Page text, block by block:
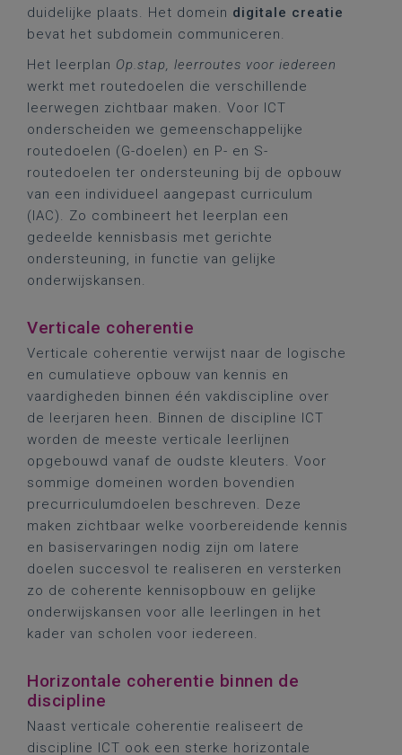
duidelijke plaats. Het domein digitale creatie
bevat het subdomein communiceren.
Het leerplan Op.stap, leerroutes voor iedereen
werkt met routedoelen die verschillende
leerwegen zichtbaar maken. Voor ICT
onderscheiden we gemeenschappelijke
routedoelen (G-doelen) en P- en S-
routedoelen ter ondersteuning bij de opbouw
van een individueel aangepast curriculum
(IAC). Zo combineert het leerplan een
gedeelde kennisbasis met gerichte
ondersteuning, in functie van gelijke
onderwijskansen.
Verticale coherentie
Verticale coherentie verwijst naar de logische
en cumulatieve opbouw van kennis en
vaardigheden binnen één vakdiscipline over
de leerjaren heen. Binnen de discipline ICT
worden de meeste verticale leerlijnen
opgebouwd vanaf de oudste kleuters. Voor
sommige domeinen worden bovendien
precurriculumdoelen beschreven. Deze
maken zichtbaar welke voorbereidende kennis
en basiservaringen nodig zijn om latere
doelen succesvol te realiseren en versterken
zo de coherente kennisopbouw en gelijke
onderwijskansen voor alle leerlingen in het
kader van scholen voor iedereen.
Horizontale coherentie binnen de
discipline
Naast verticale coherentie realiseert de
discipline ICT ook een sterke horizontale